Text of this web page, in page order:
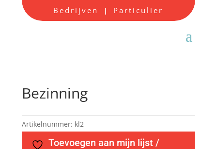
Bedrijven | Particulier
Bezinning
Artikelnummer: kl2
Toevoegen aan mijn lijst /